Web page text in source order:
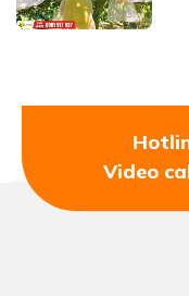
Video